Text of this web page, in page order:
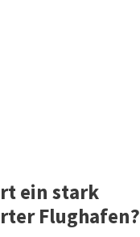
ein stark
Flughafen?